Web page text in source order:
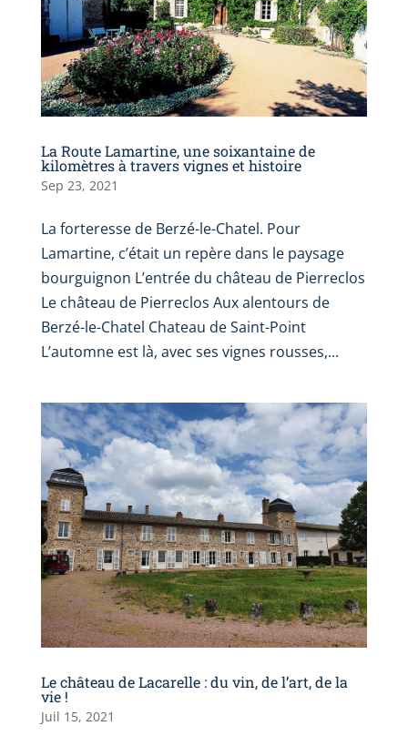
La Route Lamartine, une soixantaine de
kilomètres à travers vignes et histoire
Sep 23, 2021
La forteresse de Berzé-le-Chatel. Pour
Lamartine, c’était un repère dans le paysage
bourguignon L’entrée du château de Pierreclos
Le château de Pierreclos Aux alentours de
Berzé-le-Chatel Chateau de Saint-Point
L’automne est là, avec ses vignes rousses,...
Le château de Lacarelle : du vin, de l’art, de la
vie !
Juil 15, 2021